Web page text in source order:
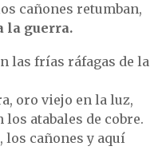
cañones retumban,
la guerra.
las frías ráfagas de la
oro viejo en la luz,
atabales de cobre.
cañones y aquí